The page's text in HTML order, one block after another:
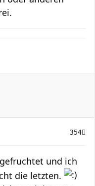
354
und ich
die letzten.